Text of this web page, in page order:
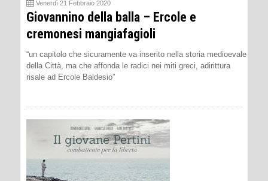
Venerdì 21 Febbraio 2020
Giovannino della balla – Ercole e
cremonesi mangiafagioli
“un capitolo che sicuramente va inserito nella storia medioevale
della Città, ma che affonda le radici nei miti greci, adirittura
risale ad Ercole Baldesio”